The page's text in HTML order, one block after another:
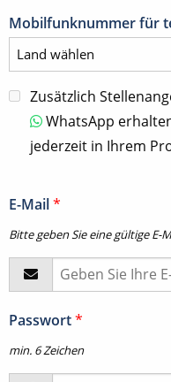
Mobilfunknummer für
Zusätzlich
WhatsApp
jederzeit in Ihrem
E-Mail*
Bitte geben Sie eine gültige E-
Passwort*
min. 6 Zeichen